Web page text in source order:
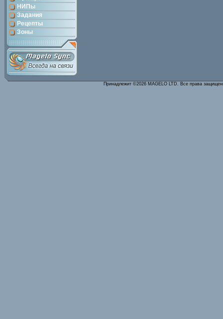
НИПы
Задания
Рецепты
Зоны
Принадлежит ©2026 MAGELO LTD. Все права